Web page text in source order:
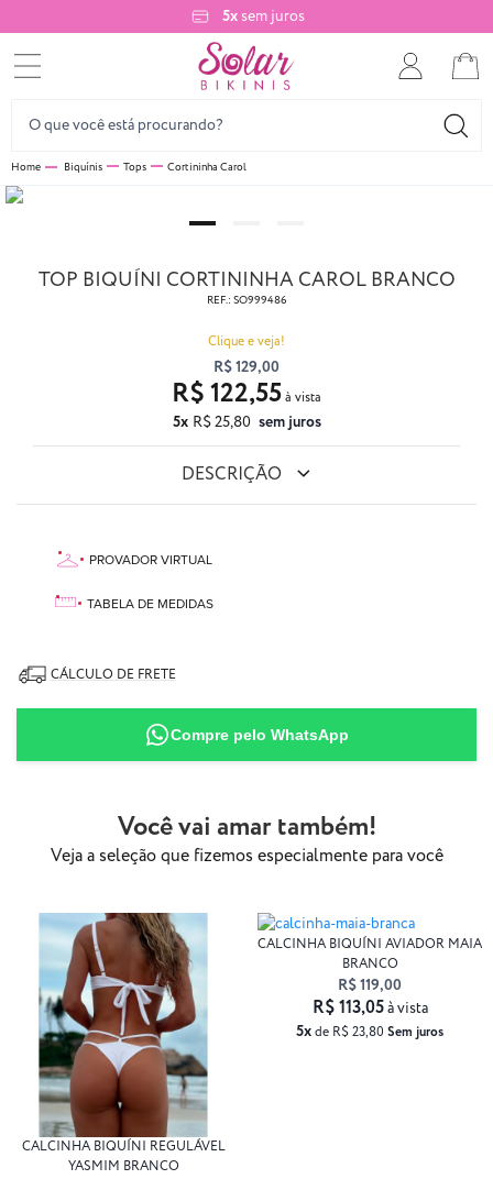
5xsem juros
Biquínis Tops Cortininha Carol
TOP BIQUÍNI CORTININHA CAROL BRANCO
REF.: SO999486
Clique e veja!
R$ 129,00
5x R$ 25,80 sem juros
R$ 122,55
DESCRIÇÃO
10% Elastano
PROVADOR VIRTUAL
TABELA DE MEDIDAS
CÁLCULO DE FRETE
Compre pelo WhatsApp
Você vai amar também!
Veja a seleção que fizemos especialmente para você
CALCINHA BIQUÍNI REGULÁVEL
YASMIM BRANCO
CALCINHA BIQUÍNI AVIADOR MAIA
BRANCO
R$ 119,00
5xde R$ 23,80 Sem juros
R$ 113,05à vista